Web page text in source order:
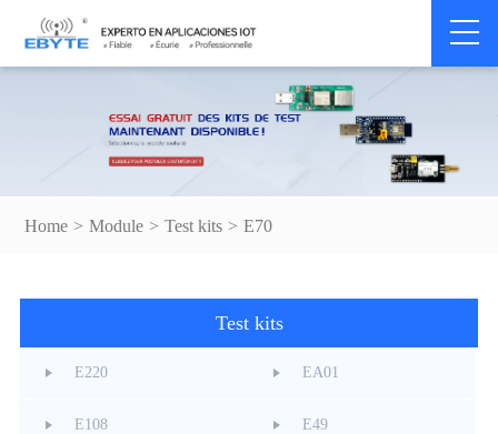
Home > Module > Test kits > E70
Test kits
E220 EA01
E108 E49